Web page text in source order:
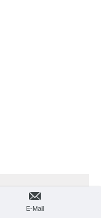
Webansicht
E-Mail